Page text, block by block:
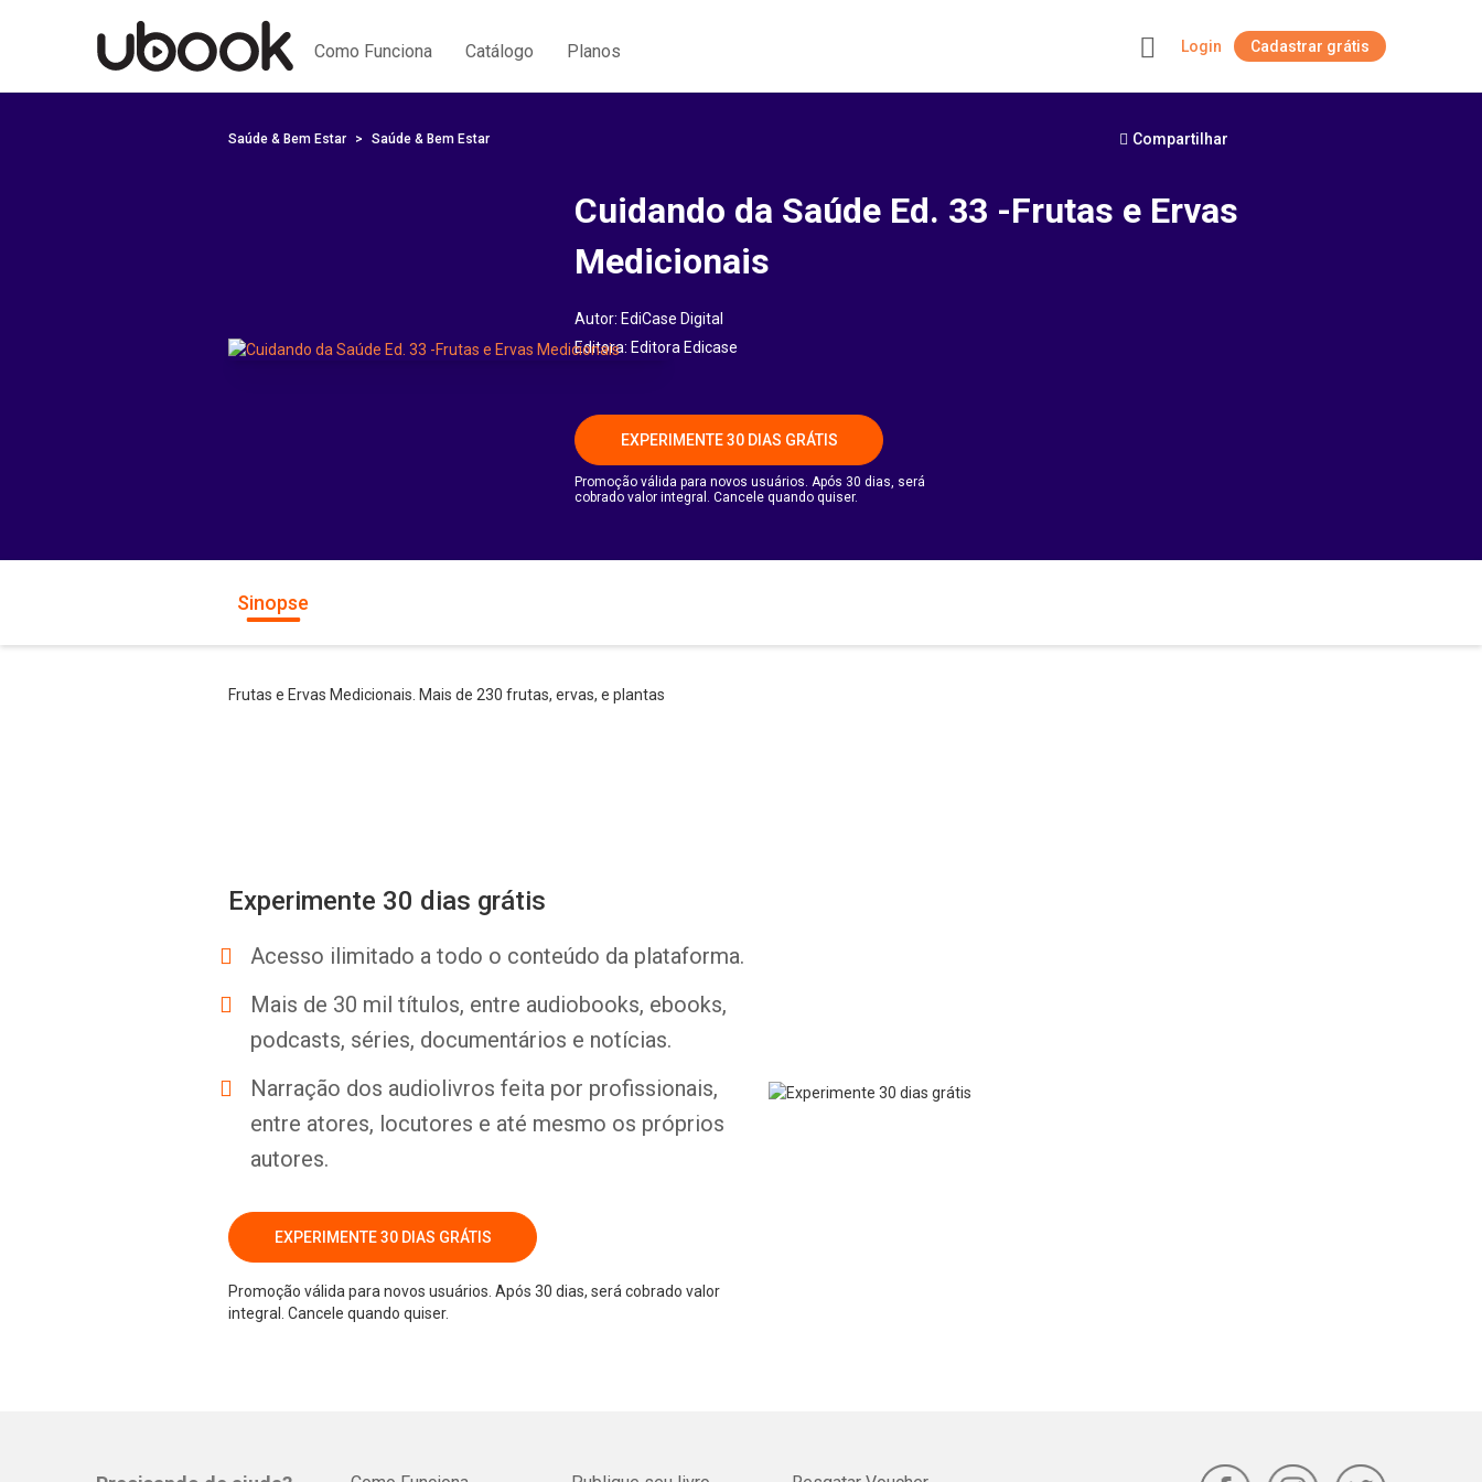
Como Funciona Catálogo Planos Login Cadastrar grátis
Saúde & Bem Estar Saúde & Bem Estar Compartilhar
Cuidando da Saúde Ed. 33 -Frutas e Ervas
Medicionais
Autor: EdiCase Digital
Editora: Editora Edicase
EXPERIMENTE 30 DIAS GRÁTIS
Promoção válida para novos usuários. Após 30 dias, será
cobrado valor integral. Cancele quando quiser.
Sinopse
Frutas e Ervas Medicionais. Mais de 230 frutas, ervas, e plantas
Experimente 30 dias grátis
Acesso ilimitado a todo o conteúdo da plataforma.
Mais de 30 mil títulos, entre audiobooks, ebooks,
podcasts, séries, documentários e notícias.
Narração dos audiolivros feita por profissionais,
entre atores, locutores e até mesmo os próprios
autores.
EXPERIMENTE 30 DIAS GRÁTIS
Promoção válida para novos usuários. Após 30 dias, será cobrado valor
integral. Cancele quando quiser.
Whatsapp Facebook